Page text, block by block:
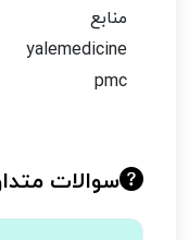
منابع
yalemedicine
pmc
سوالات